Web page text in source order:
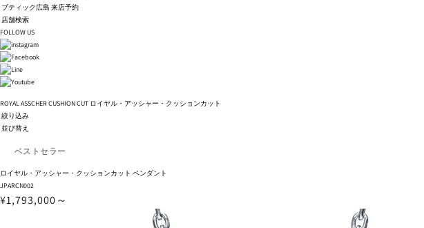
ブティック広島 来店予約
店舗検索
FOLLOW US
ROYAL ASSCHER CUSHION CUT ロイヤル・アッシャー・クッションカット
絞り込み
並び替え
ロイヤル・アッシャー・クッションカット ペンダント
JPARCN002
¥1,793,000～